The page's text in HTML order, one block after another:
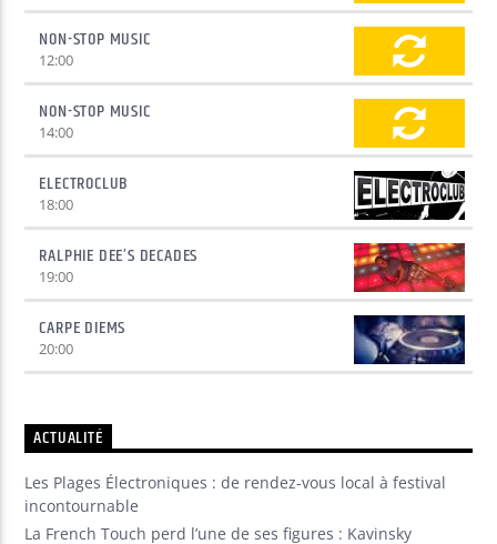
NON-STOP MUSIC
12:00
NON-STOP MUSIC
14:00
ELECTROCLUB
18:00
RALPHIE DEE’S DECADES
19:00
CARPE DIEMS
20:00
ACTUALITÉ
Les Plages Électroniques : de rendez-vous local à festival
incontournable
La French Touch perd l’une de ses figures : Kavinsky